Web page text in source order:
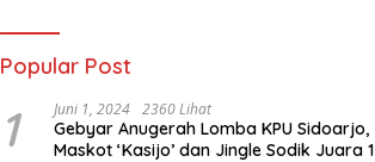
Popular Post
1 Juni 1, 2024 2360 Lihat
Gebyar Anugerah Lomba KPU Sidoarjo,
Maskot ‘Kasijo’ dan Jingle Sodik Juara 1